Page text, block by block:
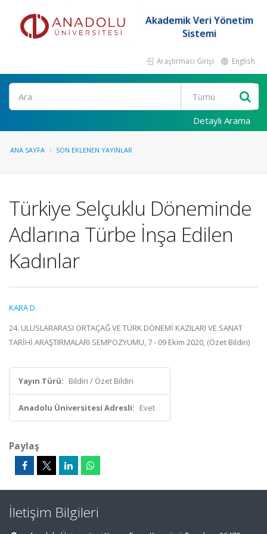
Akademik Veri Yönetim
Sistemi
Araştırmacı Girişi English
Ara
Detaylı Arama
ANA SAYFA SON EKLENEN YAYINLAR
Türkiye Selçuklu Döneminde
Adlarına Türbe İnşa Edilen
Kadınlar
KARA D.
24. ULUSLARARASI ORTAÇAĞ VE TÜRK DÖNEMİ KAZILARI VE SANAT
TARİHİ ARAŞTIRMALARI SEMPOZYUMU, 7 - 09 Ekim 2020, (Özet Bildiri)
Yayın Türü: Bildiri / Özet Bildiri
Anadolu Üniversitesi Adresli: Evet
Paylaş
İletişim Bilgileri